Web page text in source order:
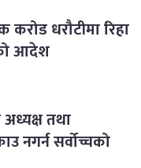
धरौटीमा रिहा
आदेश
तथा
नगर्न सर्वोच्चको